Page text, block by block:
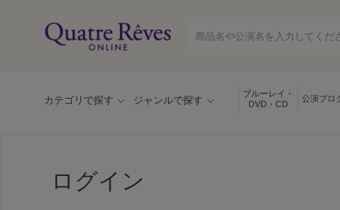
カテゴリで探す ジャンルで探す
ブルーレイ・
DVD・CD
公演プロ
ログイン